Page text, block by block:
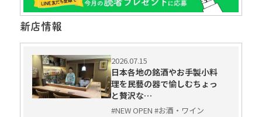
新店情報
2026.07.15
日本各地の銘酒やお手製小料
理を民藝の器で愉しむちょっ
と贅沢な…
#NEW OPEN #お酒・ワイン